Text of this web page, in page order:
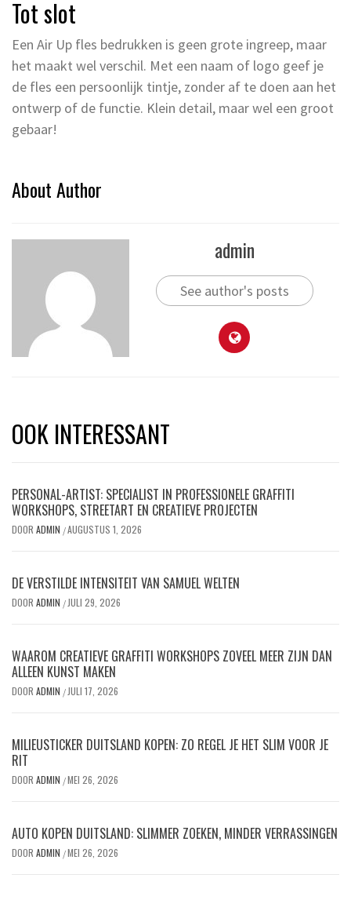
Tot slot
Een Air Up fles bedrukken is geen grote ingreep, maar
het maakt wel verschil. Met een naam of logo geef je
de fles een persoonlijk tintje, zonder af te doen aan het
ontwerp of de functie. Klein detail, maar wel een groot
gebaar!
About Author
admin
See author's posts
OOK INTERESSANT
PERSONAL-ARTIST: SPECIALIST IN PROFESSIONELE GRAFFITI
WORKSHOPS, STREETART EN CREATIEVE PROJECTEN
DOOR ADMIN /AUGUSTUS 1, 2026
DE VERSTILDE INTENSITEIT VAN SAMUEL WELTEN
DOOR ADMIN /JULI 29, 2026
WAAROM CREATIEVE GRAFFITI WORKSHOPS ZOVEEL MEER ZIJN DAN
ALLEEN KUNST MAKEN
DOOR ADMIN /JULI 17, 2026
MILIEUSTICKER DUITSLAND KOPEN: ZO REGEL JE HET SLIM VOOR JE
RIT
DOOR ADMIN /MEI 26, 2026
AUTO KOPEN DUITSLAND: SLIMMER ZOEKEN, MINDER VERRASSINGEN
DOOR ADMIN /MEI 26, 2026